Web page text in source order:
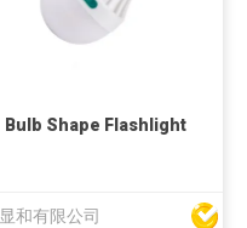
Bulb Shape Flashlight
显和有限公司